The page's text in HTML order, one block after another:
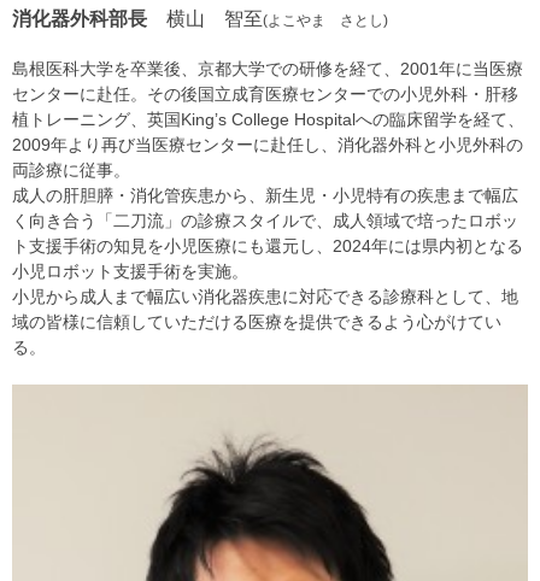
消化器外科部長 横山 智至(よこやま さとし)
島根医科大学を卒業後、京都大学での研修を経て、2001年に当医療
センターに赴任。その後国立成育医療センターでの小児外科・肝移
植トレーニング、英国Kingʼs College Hospitalへの臨床留学を経て、
2009年より再び当医療センターに赴任し、消化器外科と小児外科の
両診療に従事。
成人の肝胆膵・消化管疾患から、新生児・小児特有の疾患まで幅広
く向き合う「二刀流」の診療スタイルで、成人領域で培ったロボッ
ト支援手術の知見を小児医療にも還元し、2024年には県内初となる
小児ロボット支援手術を実施。
小児から成人まで幅広い消化器疾患に対応できる診療科として、地
域の皆様に信頼していただける医療を提供できるよう心がけてい
る。